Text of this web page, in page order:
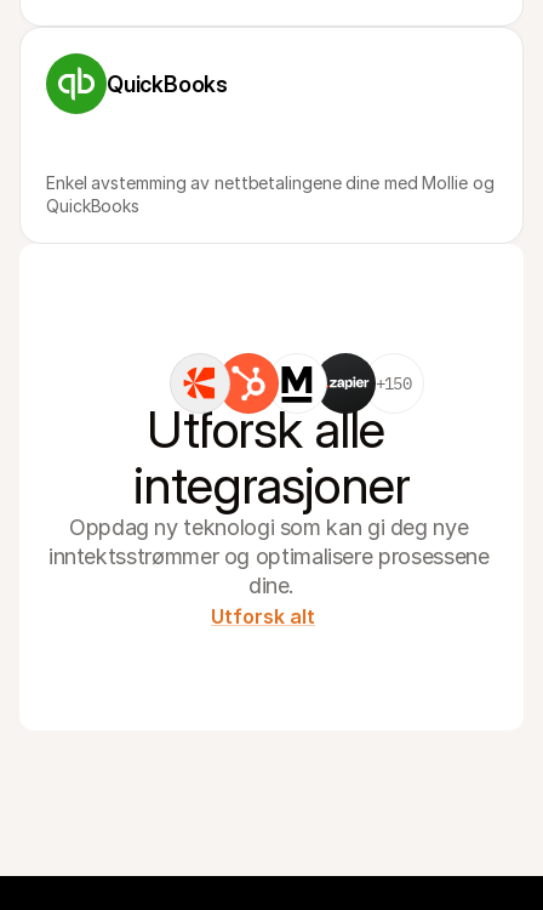
QuickBooks
Enkel avstemming av nettbetalingene dine med Mollie og
QuickBooks
+150
Utforsk alle
integrasjoner
Oppdag ny teknologi som kan gi deg nye
inntektsstrømmer og optimalisere prosessene
dine.
Utforsk alt